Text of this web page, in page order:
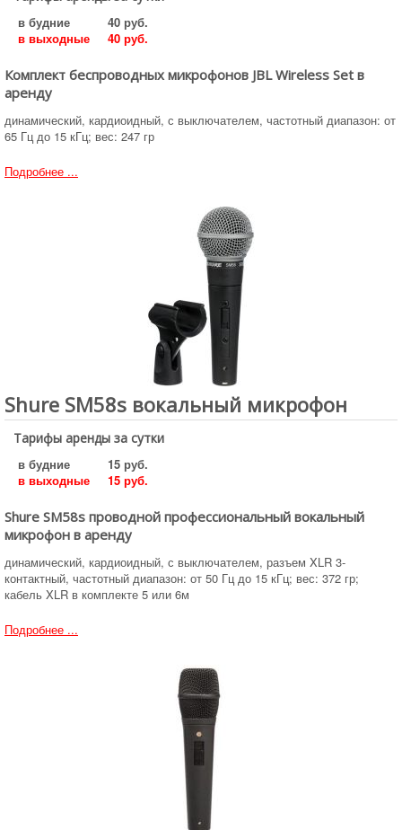
в будние
40 руб.
в выходные
40 руб.
Комплект беспроводных микрофонов JBL Wireless Set в
аренду
динамический, кардиоидный, с выключателем, частотный диапазон: от
65 Гц до 15 кГц; вес: 247 гр
Подробнее ...
Shure SM58s вокальный микрофон
Тарифы аренды за сутки
в будние
15 руб.
в выходные
15 руб.
Shure SM58s проводной профессиональный вокальный
микрофон в аренду
динамический, кардиоидный, с выключателем, разъем XLR 3-
контактный, частотный диапазон: от 50 Гц до 15 кГц; вес: 372 гр;
кабель XLR в комплекте 5 или 6м
Подробнее ...